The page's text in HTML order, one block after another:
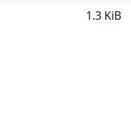
1.3 KiB